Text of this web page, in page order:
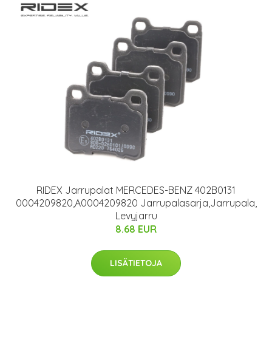
RIDEX Jarrupalat MERCEDES-BENZ 402B0131
0004209820,A0004209820 Jarrupalasarja,Jarrupala,
Levyjarru
8.68 EUR
LISÄTIETOJA